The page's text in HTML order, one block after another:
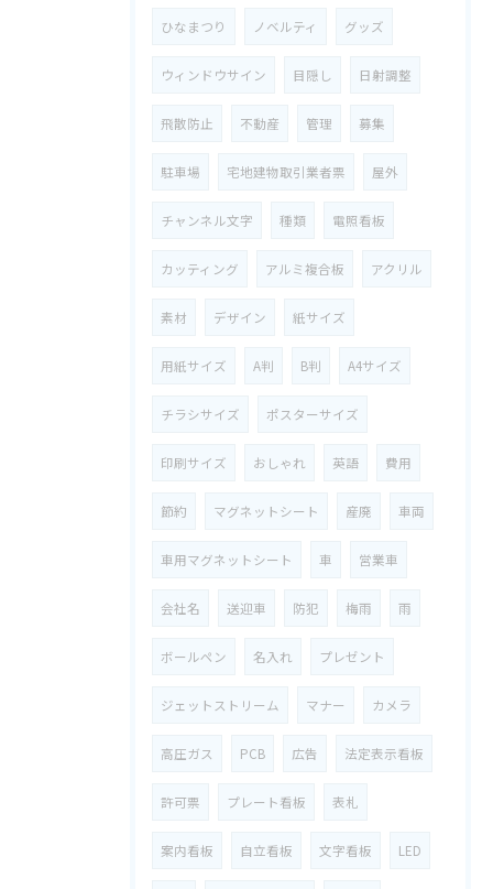
ひなまつり ノベルティ グッズ
ウィンドウサイン 目隠し 日射調整
飛散防止 不動産 管理 募集
駐車場 宅地建物取引業者票 屋外
チャンネル文字 種類 電照看板
カッティング アルミ複合板 アクリル
素材 デザイン 紙サイズ
用紙サイズ A判 B判 A4サイズ
チラシサイズ ポスターサイズ
印刷サイズ おしゃれ 英語 費用
節約 マグネットシート 産廃 車両
車用マグネットシート 車 営業車
会社名 送迎車 防犯 梅雨 雨
ボールペン 名入れ プレゼント
ジェットストリーム マナー カメラ
高圧ガス PCB 広告 法定表示看板
許可票 プレート看板 表札
案内看板 自立看板 文字看板 LED